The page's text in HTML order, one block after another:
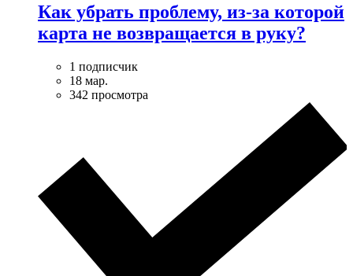
Как убрать проблему, из-за которой
карта не возвращается в руку?
1 подписчик
18 мар.
342 просмотра